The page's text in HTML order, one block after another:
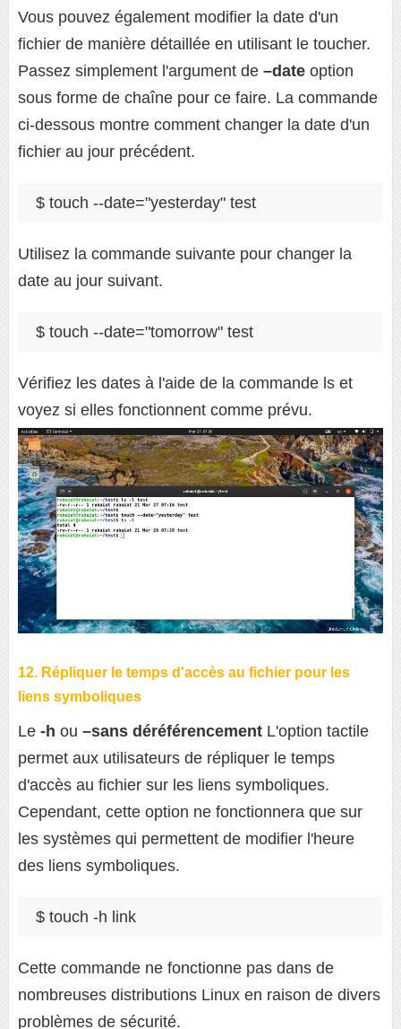
Vous pouvez également modifier la date d'un
fichier de manière détaillée en utilisant le toucher.
Passez simplement l'argument de –date option
sous forme de chaîne pour ce faire. La commande
ci-dessous montre comment changer la date d'un
fichier au jour précédent.
$ touch --date="yesterday" test
Utilisez la commande suivante pour changer la
date au jour suivant.
$ touch --date="tomorrow" test
Vérifiez les dates à l'aide de la commande ls et
voyez si elles fonctionnent comme prévu.
12. Répliquer le temps d'accès au fichier pour les
liens symboliques
Le -h ou –sans déréférencement L'option tactile
permet aux utilisateurs de répliquer le temps
d'accès au fichier sur les liens symboliques.
Cependant, cette option ne fonctionnera que sur
les systèmes qui permettent de modifier l'heure
des liens symboliques.
$ touch -h link
Cette commande ne fonctionne pas dans de
nombreuses distributions Linux en raison de divers
problèmes de sécurité.